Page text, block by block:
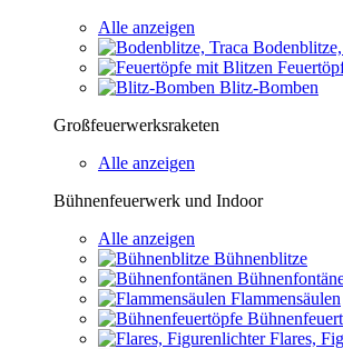
Alle anzeigen
Blitz-Bomben
Großfeuerwerksraketen
Alle anzeigen
Bühnenfeuerwerk und Indoor
Alle anzeigen
Bühnenblitze
Flammensäulen
Flares,